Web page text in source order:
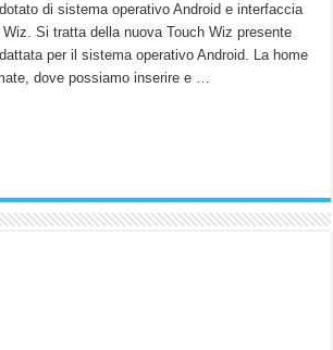
di sistema operativo Android e interfaccia
Si tratta della nuova Touch Wiz presente
per il sistema operativo Android. La home
dove possiamo inserire e …